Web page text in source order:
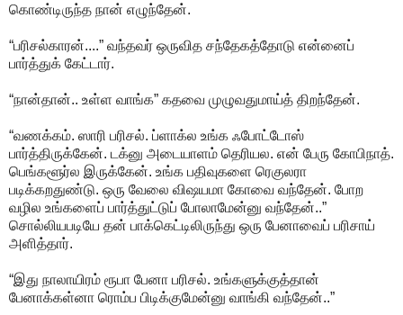
கொண்டிருந்த நான் எழுந்தேன்.
“பரிசல்காரன்....” வந்தவர் ஒருவித சந்தேகத்தோடு என்னைப்
பார்த்துக் கேட்டார்.
“நான்தான்.. உள்ள வாங்க” கதவை முழுவதுமாய்த் திறந்தேன்.
“வணக்கம். ஸாரி பரிசல். ப்ளாக்ல உங்க ஃபோட்டோஸ்
பார்த்திருக்கேன். டக்னு அடையாளம் தெரியல. என் பேரு கோபிநாத்.
பெங்களூர்ல இருக்கேன். உங்க பதிவுகளை ரெகுலரா
படிக்கறதுண்டு. ஒரு வேலை விஷயமா கோவை வந்தேன். போற
வழில உங்களைப் பார்த்துட்டுப் போலாமேன்னு வந்தேன்..”
சொல்லியபடியே தன் பாக்கெட்டிலிருந்து ஒரு பேனாவைப் பரிசாய்
அளித்தார்.
“இது நாலாயிரம் ரூபா பேனா பரிசல். உங்களுக்குத்தான்
பேனாக்கள்னா ரொம்ப பிடிக்குமேன்னு வாங்கி வந்தேன்..”